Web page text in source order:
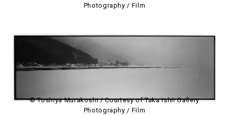
Photography / Film
© Toshiya Murakoshi / Courtesy of Taka Ishii Gallery
Photography / Film